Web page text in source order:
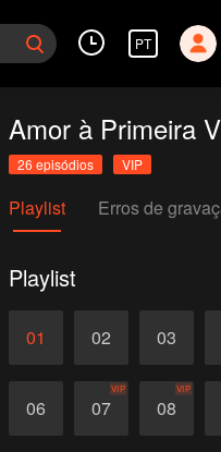
PT
Amor à Primeira
26 episódios VIP
Playlist Erros de
Playlist
01 02 03
06 07
VIP
08
VIP